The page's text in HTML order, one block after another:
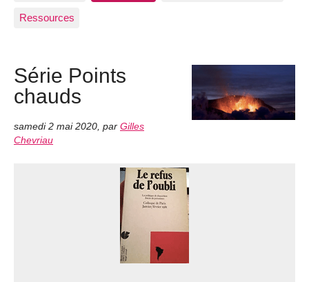
Ressources
Série Points
chauds
samedi 2 mai 2020, par Gilles
Chevriau